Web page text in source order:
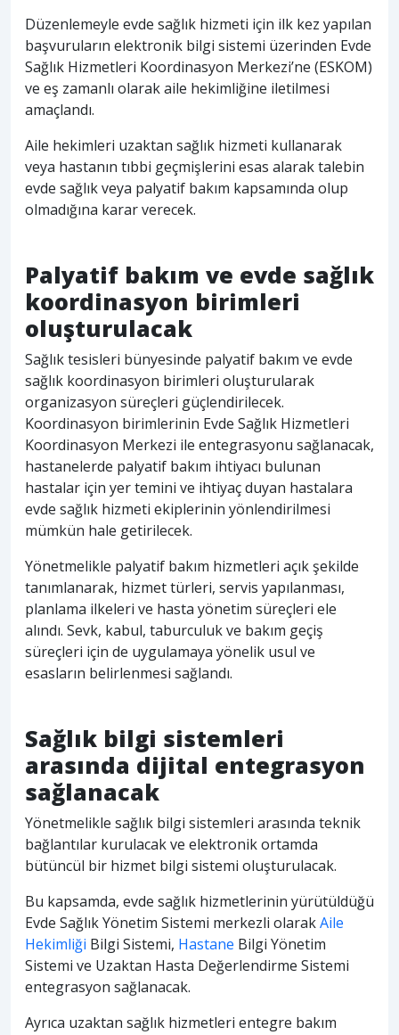
Düzenlemeyle evde sağlık hizmeti için ilk kez yapılan
başvuruların elektronik bilgi sistemi üzerinden Evde
Sağlık Hizmetleri Koordinasyon Merkezi’ne (ESKOM)
ve eş zamanlı olarak aile hekimliğine iletilmesi
amaçlandı.
Aile hekimleri uzaktan sağlık hizmeti kullanarak
veya hastanın tıbbi geçmişlerini esas alarak talebin
evde sağlık veya palyatif bakım kapsamında olup
olmadığına karar verecek.
Palyatif bakım ve evde sağlık
koordinasyon birimleri
oluşturulacak
Sağlık tesisleri bünyesinde palyatif bakım ve evde
sağlık koordinasyon birimleri oluşturularak
organizasyon süreçleri güçlendirilecek.
Koordinasyon birimlerinin Evde Sağlık Hizmetleri
Koordinasyon Merkezi ile entegrasyonu sağlanacak,
hastanelerde palyatif bakım ihtiyacı bulunan
hastalar için yer temini ve ihtiyaç duyan hastalara
evde sağlık hizmeti ekiplerinin yönlendirilmesi
mümkün hale getirilecek.
Yönetmelikle palyatif bakım hizmetleri açık şekilde
tanımlanarak, hizmet türleri, servis yapılanması,
planlama ilkeleri ve hasta yönetim süreçleri ele
alındı. Sevk, kabul, taburculuk ve bakım geçiş
süreçleri için de uygulamaya yönelik usul ve
esasların belirlenmesi sağlandı.
Sağlık bilgi sistemleri
arasında dijital entegrasyon
sağlanacak
Yönetmelikle sağlık bilgi sistemleri arasında teknik
bağlantılar kurulacak ve elektronik ortamda
bütüncül bir hizmet bilgi sistemi oluşturulacak.
Bu kapsamda, evde sağlık hizmetlerinin yürütüldüğü
Evde Sağlık Yönetim Sistemi merkezli olarakAile
Hekimliği Bilgi Sistemi, Hastane Bilgi Yönetim
Sistemi ve Uzaktan Hasta Değerlendirme Sistemi
entegrasyon sağlanacak.
Ayrıca uzaktan sağlık hizmetleri entegre bakım